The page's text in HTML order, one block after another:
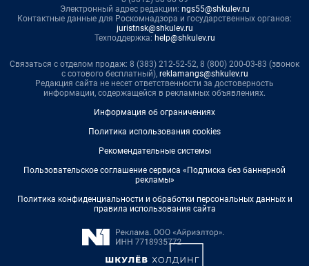
Электронный адрес редакции: ngs55@shkulev.ru
Контактные данные для Роскомнадзора и государственных органов:
juristnsk@shkulev.ru
Техподдержка: help@shkulev.ru
Связаться с отделом продаж: 8 (383) 212-52-52, 8 (800) 200-03-83 (звонок
с сотового бесплатный), reklamangs@shkulev.ru
Редакция сайта не несет ответственности за достоверность
информации, содержащейся в рекламных объявлениях.
Информация об ограничениях
Политика использования cookies
Рекомендательные системы
Пользовательское соглашение сервиса «Подписка без баннерной
рекламы»
Политика конфиденциальности и обработки персональных данных и
правила использования сайта